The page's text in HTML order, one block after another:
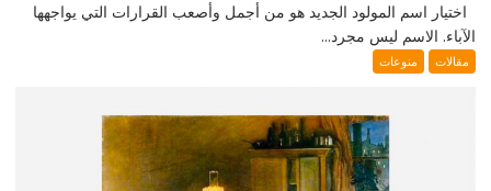
اختيار اسم المولود الجديد هو من أجمل وأصعب القرارات التي يواجهها
الآباء. الاسم ليس مجرد...
مقالات منوعات